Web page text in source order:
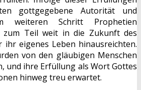
gottgegebene Autorität und
weiteren Schritt Prophetien
zum Teil weit in die Zukunft des
ihr eigenes Leben hinausreichten.
von den gläubigen Menschen
und ihre Erfüllung als Wort Gottes
hinweg treu erwartet.